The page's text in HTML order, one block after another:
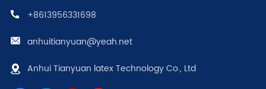
+8613956331698
anhuitianyuan@yeah.net
Anhui Tianyuan latex Technology Co., Ltd